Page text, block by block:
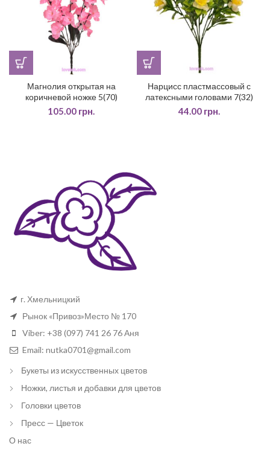
Магнолия открытая на
коричневой ножке 5(70)
105.00 грн.
Нарцисс пластмассовый с
латексными головами 7(32)
44.00 грн.
г. Хмельницкий
Рынок «Привоз»Место № 170
Viber: +38 (097) 741 26 76 Аня
Email: nutka0701@gmail.com
Букеты из искусственных цветов
Ножки, листья и добавки для цветов
Головки цветов
Пресс — Цветок
О нас